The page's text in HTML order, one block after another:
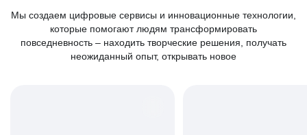
Мы создаем цифровые сервисы и инновационные технологии,
которые помогают людям трансформировать
повседневность – находить творческие решения, получать
неожиданный опыт, открывать новое